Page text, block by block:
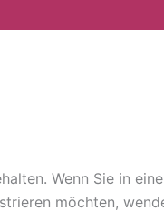
Wenn Sie in
möchten,